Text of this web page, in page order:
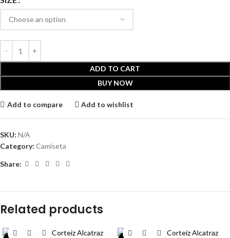
ADD TO CART
BUY NOW
Add to compare Add to wishlist
SKU: N/A
Category: Camiseta
Share:
Related products